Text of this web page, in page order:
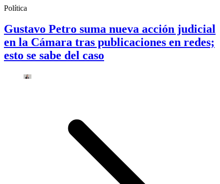
Política
Gustavo Petro suma nueva acción judicial
en la Cámara tras publicaciones en redes;
esto se sabe del caso